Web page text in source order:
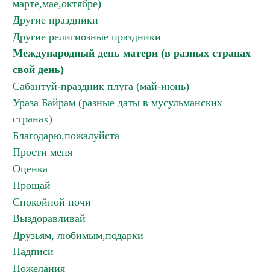
марте,мае,октябре)
Другие праздники
Другие религиозные праздники
Международный день матери (в разных странах
свой день)
Сабантуй-праздник плуга (май-июнь)
Ураза Байрам (разные даты в мусульманских
странах)
Благодарю,пожалуйста
Прости меня
Оценка
Прощай
Спокойной ночи
Выздоравливай
Друзьям, любимым,подарки
Надписи
Пожелания